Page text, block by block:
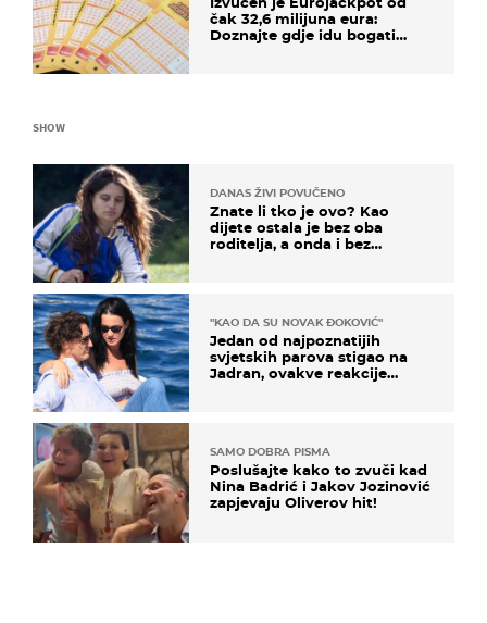
čak 32,6 milijuna eura:
Doznajte gdje idu bogati
SHOW
DANAS ŽIVI POVUČENO
Znate li tko je ovo? Kao
dijete ostala je bez oba
roditelja, a onda i bez
"KAO DA SU NOVAK ĐOKOVIĆ"
Jedan od najpoznatijih
svjetskih parova stigao na
Jadran, ovakve reakcije
SAMO DOBRA PISMA
Poslušajte kako to zvuči kad
Nina Badrić i Jakov Jozinović
zapjevaju Oliverov hit!